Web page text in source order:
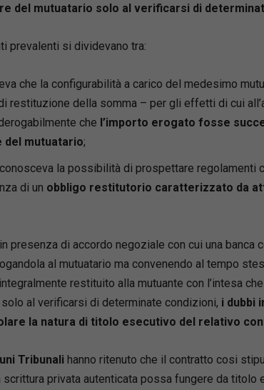
del mutuatario solo al verificarsi di
prevalenti si dividevano tra:
che la configurabilità a carico del medesimo
restituzione della somma – per gli effetti di cui
che l’importo erogato fosse
del mutuatario;
la possibilità di prospettare regolamenti
di un obbligo restitutorio caratterizzato da
presenza di accordo negoziale con cui una banca
al mutuatario ma convenendo al tempo
restituito alla mutuante con l’intesa
al verificarsi di determinate condizioni, i dubbi
la natura di titolo esecutivo del relativo
Tribunali hanno ritenuto che il contratto cosi
scrittura privata autenticata possa fungere da titolo